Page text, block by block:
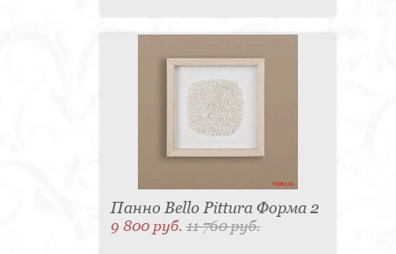
Панно Bello Pittura Форма 2
9 800 руб.11 760 руб.